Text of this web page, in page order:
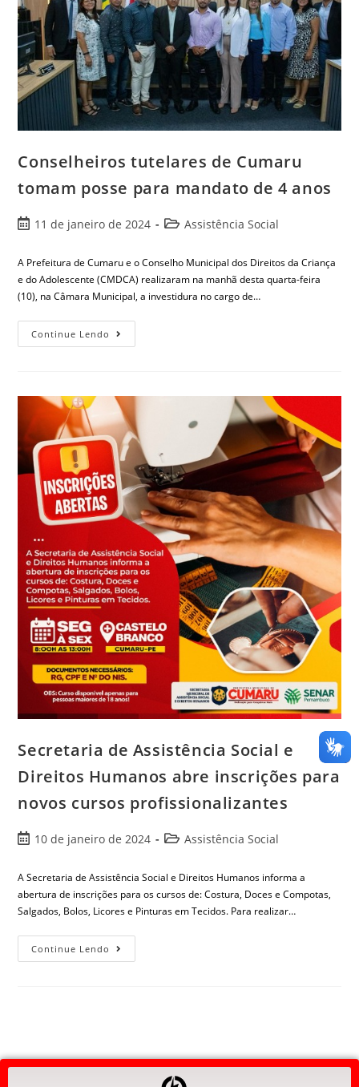
Conselheiros tutelares de Cumaru
tomam posse para mandato de 4 anos
11 de janeiro de 2024 Assistência Social
A Prefeitura de Cumaru e o Conselho Municipal dos Direitos da Criança
e do Adolescente (CMDCA) realizaram na manhã desta quarta-feira
(10), na Câmara Municipal, a investidura no cargo de…
Continue Lendo
Secretaria de Assistência Social e
Direitos Humanos abre inscrições para
novos cursos profissionalizantes
10 de janeiro de 2024 Assistência Social
A Secretaria de Assistência Social e Direitos Humanos informa a
abertura de inscrições para os cursos de: Costura, Doces e Compotas,
Salgados, Bolos, Licores e Pinturas em Tecidos. Para realizar…
Continue Lendo